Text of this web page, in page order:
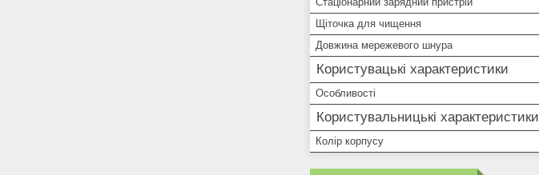
Щіточка для чищення
Довжина мережевого шнура
Користувацькi характеристики
Особливості
Користувальницькі характеристики
Колір корпусу